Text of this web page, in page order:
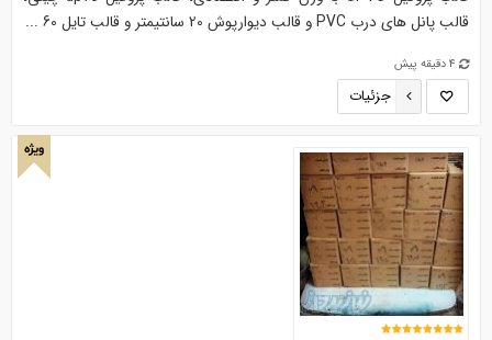
قالب پانل های درب PVC و قالب دیوارپوش 20 سانتیمتر و قالب تایل 60 ...
4 دقیقه پیش
جزئیات
ویژه